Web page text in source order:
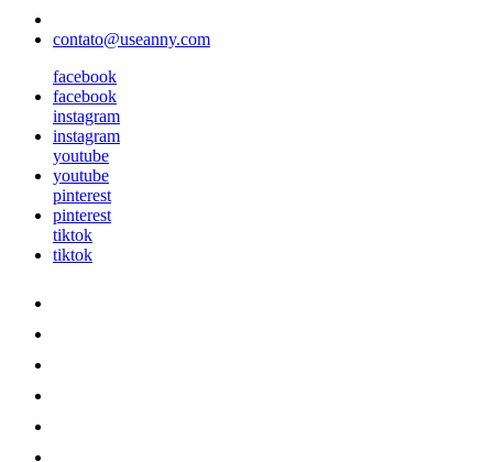
contato@useanny.com
facebook
facebook
instagram
instagram
youtube
youtube
pinterest
pinterest
tiktok
tiktok